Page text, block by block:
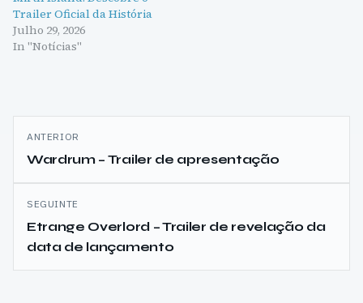
Trailer Oficial da História
Julho 29, 2026
In "Notícias"
Navegação
de
artigos
ANTERIOR
Wardrum – Trailer de apresentação
SEGUINTE
Etrange Overlord – Trailer de revelação da
data de lançamento